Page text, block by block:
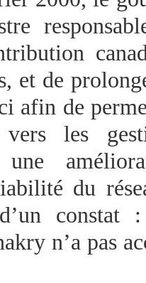
et de
afin de
vers les
du
n’a pas